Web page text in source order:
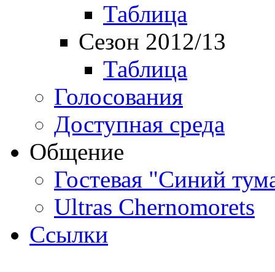
Таблица
Сезон 2012/13
Таблица
Голосования
Доступная среда
Общение
Гостевая "Синий
Ultras Chernomorets
Ссылки